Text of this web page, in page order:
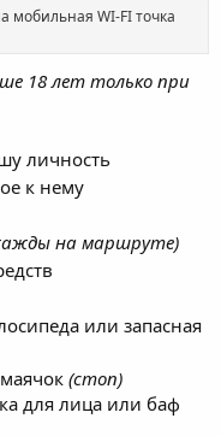
мобильная WI-FI точка
18 лет только при
личность
к нему
на маршруте)
или запасная
(стоп)
для лица или баф